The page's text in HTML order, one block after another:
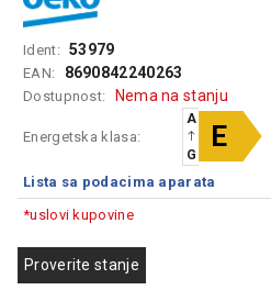
GAMING
ZAŠTITA
SISTEMI
OPREMA
ŠTAMPAČI,
SKENERI I
Ident: 53979
EAN: 8690842240263
Dostupnost: Nema na stanju
Energetska klasa:
A
G
E
Lista sa podacima aparata
*uslovi kupovine
Proverite stanje